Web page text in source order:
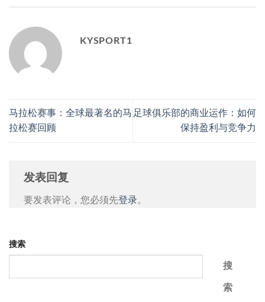
KYSPORT1
马拉松赛事：全球最著名的马
拉松赛回顾
足球俱乐部的商业运作：如何
保持盈利与竞争力
发表回复
要发表评论，您必须先登录。
搜索
搜
索